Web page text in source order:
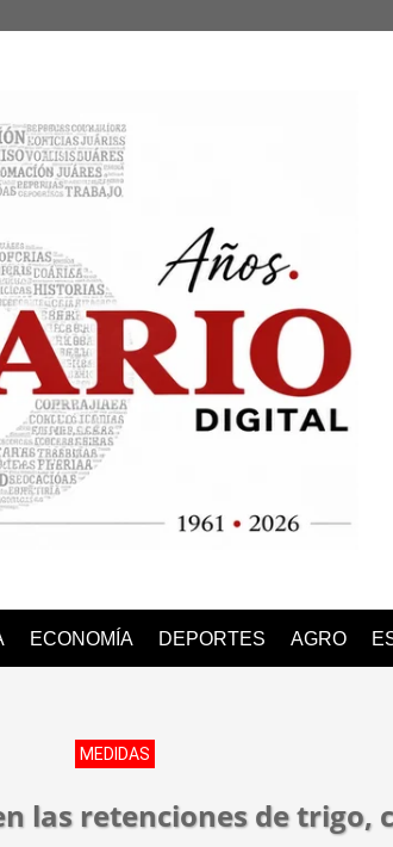
ECONOMÍA DEPORTES AGRO
MEDIDAS
las retenciones de trigo,